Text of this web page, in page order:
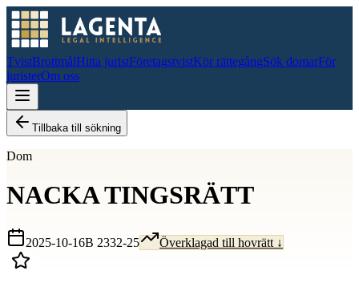
TvistBrottmålHitta juristFöretagstvistKör rättegångSök domarFör
juristerOm oss
Tillbaka till sökning
Dom
NACKA TINGSRÄTT
2025-10-16B 2332-25 Överklagad till hovrätt ↓